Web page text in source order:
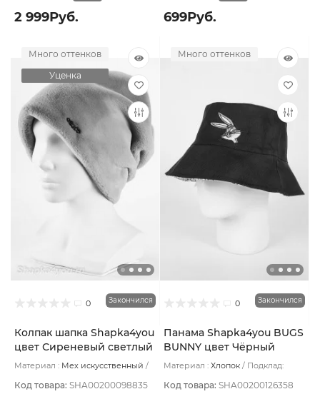
2 999Руб. 699Руб.
Много оттенков
Уценка
0 Закончился
Колпак шапка Shapka4you
цвет Сиреневый светлый
холодный
Материал : Мех искусственный
Код товара: SHA00200098835
Много оттенков
0 Закончился
Панама Shapka4you BUGS
BUNNY цвет Чёрный
Материал : Хлопок
Подклад:
Код товара: SHA00200126358